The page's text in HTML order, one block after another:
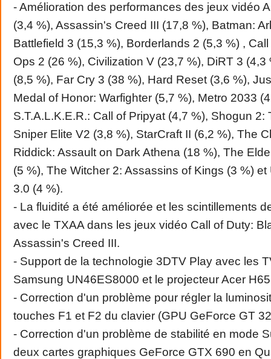
- Amélioration des performances des jeux vidéo
(3,4 %), Assassin's Creed III (17,8 %), Batman:
Battlefield 3 (15,3 %), Borderlands 2 (5,3 %) ,
Ops 2 (26 %), Civilization V (23,7 %), DiRT 3 (4,3
(8,5 %), Far Cry 3 (38 %), Hard Reset (3,6 %),
Medal of Honor: Warfighter (5,7 %), Metro 2033
S.T.A.L.K.E.R.: Call of Pripyat (4,7 %), Shogun 2:
Sniper Elite V2 (3,8 %), StarCraft II (6,2 %), The
Riddick: Assault on Dark Athena (18 %), The
(5 %), The Witcher 2: Assassins of Kings (3 %)
3.0 (4 %).
- La fluidité a été améliorée et les scintillements
avec le TXAA dans les jeux vidéo Call of Duty:
Assassin's Creed III.
- Support de la technologie 3DTV Play avec les
Samsung UN46ES8000 et le projecteur Acer
- Correction d'un problème pour régler la
touches F1 et F2 du clavier (GPU GeForce GT
- Correction d'un problème de stabilité en mode
deux cartes graphiques GeForce GTX 690 en